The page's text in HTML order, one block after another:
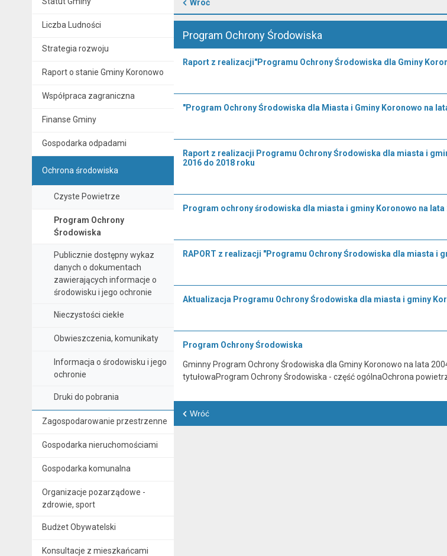
Liczba Ludności
Strategia rozwoju
Raport o stanie Gminy Koronowo
Współpraca zagraniczna
Finanse Gminy
Gospodarka odpadami
Ochrona środowiska
Czyste Powietrze
Program Ochrony
Środowiska
Publicznie dostępny wykaz
danych o dokumentach
zawierających informacje o
środowisku i jego ochronie
Nieczystości ciekłe
Obwieszczenia, komunikaty
Informacja o środowisku i jego
ochronie
Druki do pobrania
Zagospodarowanie przestrzenne
Gospodarka nieruchomościami
Gospodarka komunalna
Organizacje pozarządowe -
zdrowie, sport
Budżet Obywatelski
Konsultacje z mieszkańcami
Wróć
Program Ochrony Środowiska
Raport z realizacji"Programu Ochrony Środowiska dla Gminy
"Program Ochrony Środowiska dla Miasta i Gminy Koronowo na
Raport z realizacji Programu Ochrony Środowiska dla miasta i
2016 do 2018 roku
Program ochrony środowiska dla miasta i gminy Koronowo na lata
RAPORT z realizacji "Programu Ochrony Środowiska dla miasta i
Aktualizacja Programu Ochrony Środowiska dla miasta i gminy
Program Ochrony Środowiska
Gminny Program Ochrony Środowiska dla Gminy Koronowo na lata
tytułowaProgram Ochrony Środowiska - część ogólnaOchrona
Wróć